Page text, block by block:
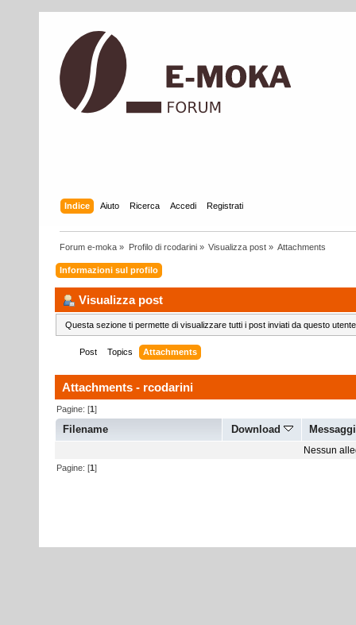
Indice Aiuto Ricerca Accedi Registrati
Forum e-moka » Profilo di rcodarini» Visualizza post» Attachments
Informazioni sul profilo
Visualizza post
Questa sezione ti permette di visualizzare tutti i post inviati da questo
Post Topics Attachments
Attachments - rcodarini
Pagine: [1]
Filename Download
Nessun
Pagine: [1]